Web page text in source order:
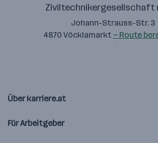
Ziviltechnikergesellschaft
Johann-Strauss-Str. 3
4870 Vöcklamarkt— Route
Über karriere.at
Für Arbeitgeber